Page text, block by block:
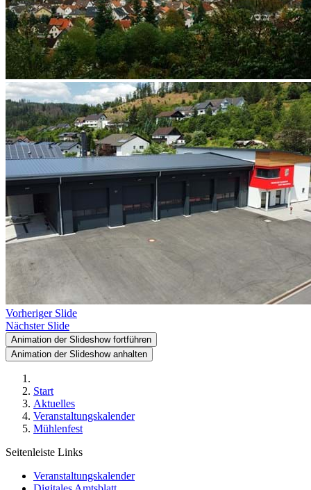
Vorheriger Slide
Nächster Slide
Animation der Slideshow fortführen
Animation der Slideshow anhalten
Start
Aktuelles
Veranstaltungskalender
Mühlenfest
Seitenleiste Links
Veranstaltungskalender